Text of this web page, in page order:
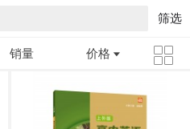
筛选
销量 价格